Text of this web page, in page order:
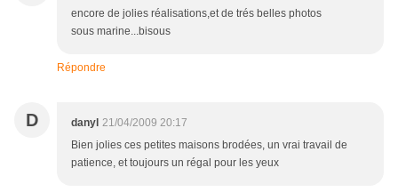
encore de jolies réalisations,et de trés belles photos
sous marine...bisous
Répondre
D danyl 21/04/2009 20:17
Bien jolies ces petites maisons brodées, un vrai travail de
patience, et toujours un régal pour les yeux